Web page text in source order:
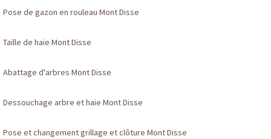
Pose de gazon en rouleau Mont Disse
Taille de haie Mont Disse
Abattage d'arbres Mont Disse
Dessouchage arbre et haie Mont Disse
Pose et changement grillage et clôture Mont Disse